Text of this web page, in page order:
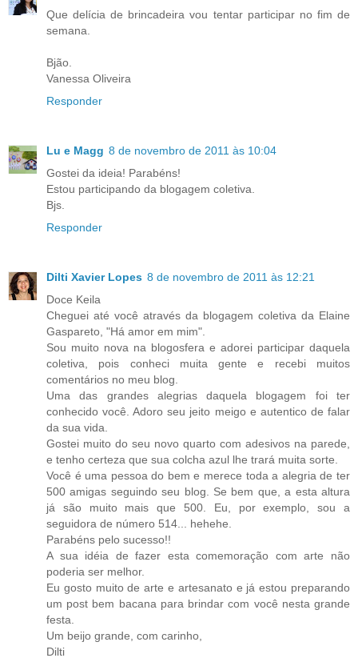
Que delícia de brincadeira vou tentar participar no fim de
semana.
Bjão.
Vanessa Oliveira
Responder
Lu e Magg 8 de novembro de 2011 às 10:04
Gostei da ideia! Parabéns!
Estou participando da blogagem coletiva.
Bjs.
Responder
Dilti Xavier Lopes 8 de novembro de 2011 às 12:21
Doce Keila
Cheguei até você através da blogagem coletiva da Elaine
Gaspareto, "Há amor em mim".
Sou muito nova na blogosfera e adorei participar daquela
coletiva, pois conheci muita gente e recebi muitos
comentários no meu blog.
Uma das grandes alegrias daquela blogagem foi ter
conhecido você. Adoro seu jeito meigo e autentico de falar
da sua vida.
Gostei muito do seu novo quarto com adesivos na parede,
e tenho certeza que sua colcha azul lhe trará muita sorte.
Você é uma pessoa do bem e merece toda a alegria de ter
500 amigas seguindo seu blog. Se bem que, a esta altura
já são muito mais que 500. Eu, por exemplo, sou a
seguidora de número 514... hehehe.
Parabéns pelo sucesso!!
A sua idéia de fazer esta comemoração com arte não
poderia ser melhor.
Eu gosto muito de arte e artesanato e já estou preparando
um post bem bacana para brindar com você nesta grande
festa.
Um beijo grande, com carinho,
Dilti